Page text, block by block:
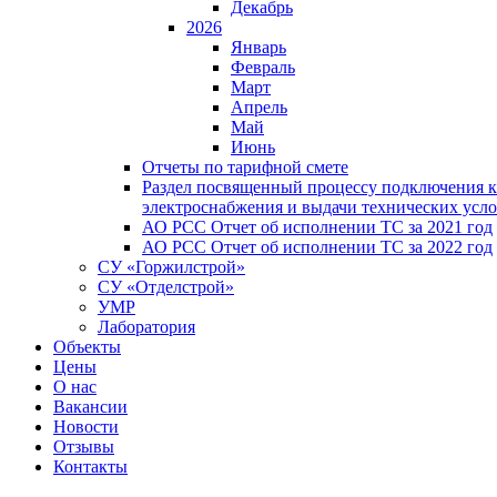
Декабрь
2026
Январь
Февраль
Март
Апрель
Май
Июнь
Отчеты по тарифной смете
Раздел посвященный процессу подключения к
электроснабжения и выдачи технических
АО РСС Отчет об исполнении ТС за 2021 год
АО РСС Отчет об исполнении ТС за 2022 год
СУ «Горжилстрой»
СУ «Отделстрой»
УМР
Лаборатория
Объекты
Цены
О нас
Вакансии
Новости
Отзывы
Контакты